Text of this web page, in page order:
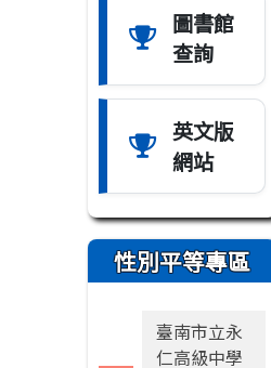
圖書館
查詢
英文版
網站
性別平等專區
臺南市立永
仁高級中學